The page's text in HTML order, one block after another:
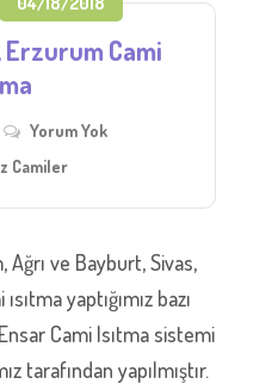
Erzurum Cami
Yorum Yok
Camiler
Ağrı ve Bayburt, Sivas,
yaptığımız bazı
Cami Isıtma sistemi
tarafından yapılmıştır.